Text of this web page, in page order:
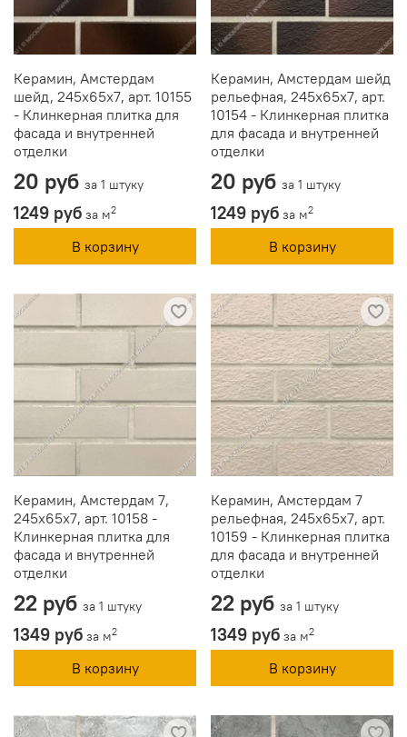
Керамин, Амстердам
шейд, 245x65x7, арт. 10155
- Клинкерная плитка для
фасада и внутренней
отделки
20 руб за 1 штуку
1249 руб за м2
В корзину
Керамин, Амстердам шейд
рельефная, 245x65x7, арт.
10154 - Клинкерная плитка
для фасада и внутренней
отделки
20 руб за 1 штуку
1249 руб за м2
В корзину
Керамин, Амстердам 7,
245x65x7, арт. 10158 -
Клинкерная плитка для
фасада и внутренней
отделки
22 руб за 1 штуку
1349 руб за м2
В корзину
Керамин, Амстердам 7
рельефная, 245x65x7, арт.
10159 - Клинкерная плитка
для фасада и внутренней
отделки
22 руб за 1 штуку
1349 руб за м2
В корзину